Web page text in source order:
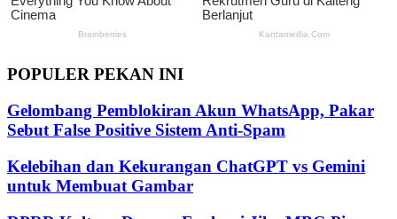
POPULER PEKAN INI
Gelombang Pemblokiran Akun WhatsApp, Pakar
Sebut False Positive Sistem Anti-Spam
Kelebihan dan Kekurangan ChatGPT vs Gemini
untuk Membuat Gambar